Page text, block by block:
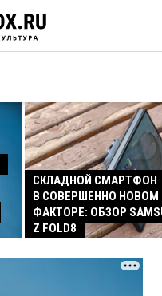
СКЛАДНОЙ СМАРТФОН
В СОВЕРШЕННО
ФАКТОРЕ: ОБЗОР
Z FOLD8